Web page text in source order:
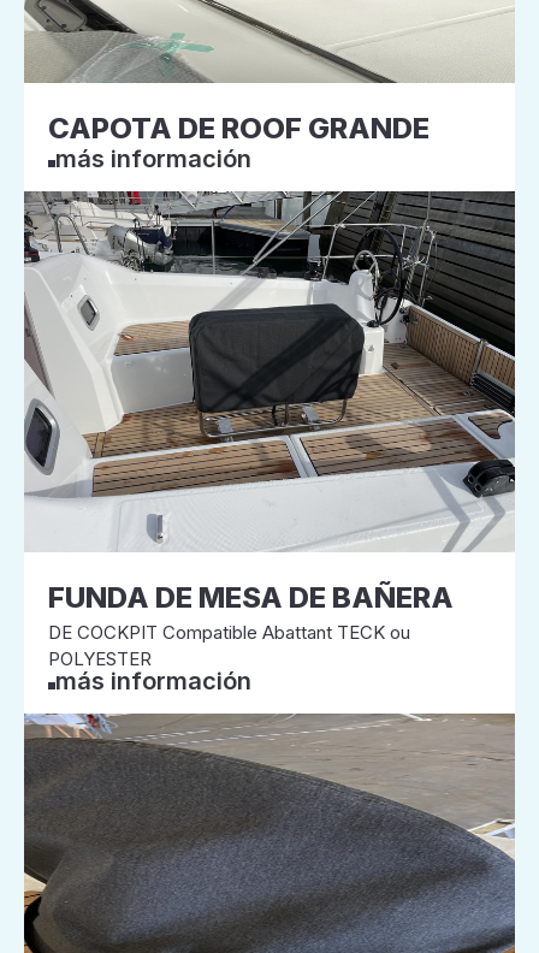
CAPOTA DE ROOF GRANDE
más información
FUNDA DE MESA DE BAÑERA
DE COCKPIT Compatible Abattant TECK ou
POLYESTER
más información